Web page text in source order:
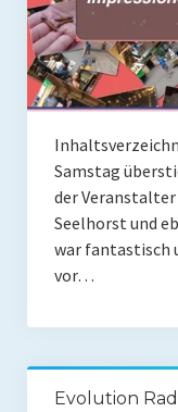
Samstag
der Veranstalter
Seelhorst und
war fantastisch
vor…
Evolution